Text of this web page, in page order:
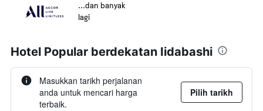
...dan banyak
lagi
Hotel Popular berdekatan Iidabashi
Masukkan tarikh perjalanan
anda untuk mencari harga
terbaik.
Pilih tarikh